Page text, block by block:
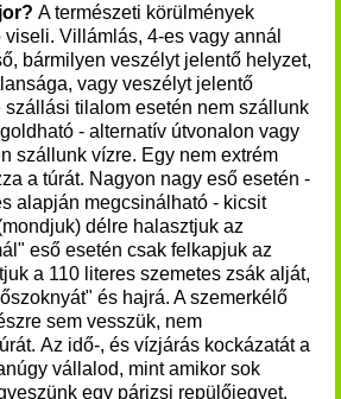
A természeti körülmények
viseli. Villámlás, 4-es vagy annál
bármilyen veszélyt jelentő helyzet,
vagy veszélyt jelentő
szállási tilalom esetén nem szállunk
- alternatív útvonalon vagy
szállunk vízre. Egy nem extrém
a túrát. Nagyon nagy eső esetén -
alapján megcsinálható - kicsit
délre halasztjuk az
eső esetén csak felkapjuk az
a 110 literes szemetes zsák alját,
és hajrá. A szemerkélő
sem vesszük, nem
Az idő-, és vízjárás kockázatát a
vállalod, mint amikor sok
egy párizsi repülőjegyet,